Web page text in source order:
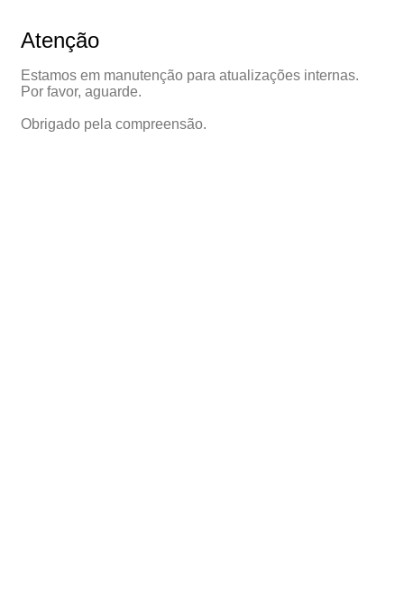
Atenção
Estamos em manutenção para atualizações internas.
Por favor, aguarde.
Obrigado pela compreensão.